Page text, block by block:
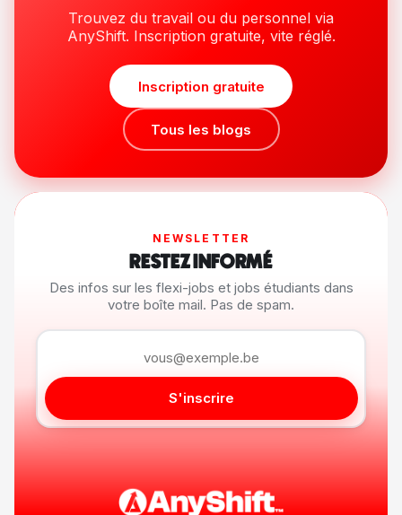
Trouvez du travail ou du personnel via
AnyShift. Inscription gratuite, vite réglé.
Inscription gratuite
Tous les blogs
NEWSLETTER
RESTEZ INFORMÉ
Des infos sur les flexi-jobs et jobs étudiants dans
votre boîte mail. Pas de spam.
S'inscrire